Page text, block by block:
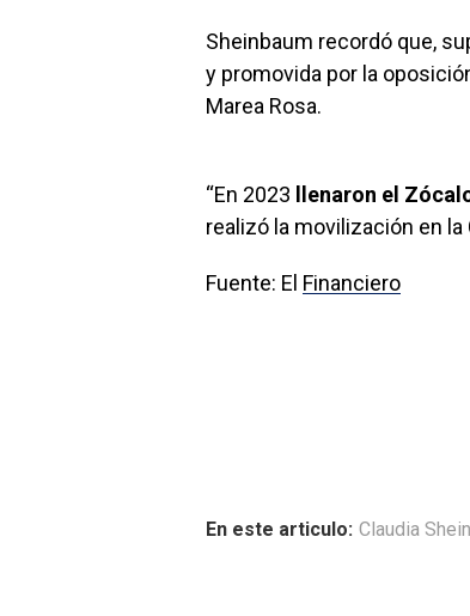
Sheinbaum recordó que,
y promovida por la
Marea Rosa.
“En 2023 llenaron el
realizó la movilización en
Fuente: El Financiero
En este articulo: Claudia